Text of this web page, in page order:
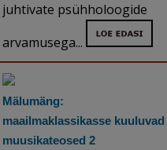
juhtivate psühholoogide
arvamusega...
Mälumäng:
maailmaklassikasse kuuluvad
muusikateosed 2